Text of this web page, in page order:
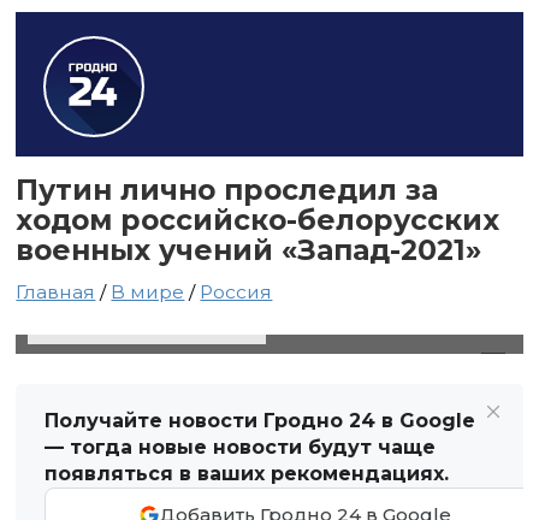
Путин лично проследил за
ходом российско-белорусских
военных учений «Запад-2021»
Главная / В мире / Россия
Получайте новости Гродно 24 в Google
— тогда новые новости будут чаще
появляться в ваших рекомендациях.
Добавить Гродно 24 в Google